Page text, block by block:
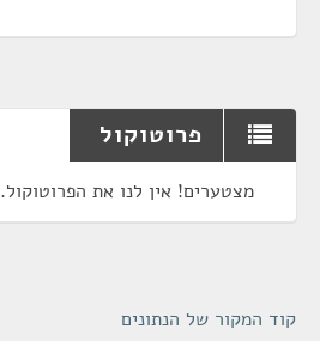
פרוטוקול
מצטערים! אין לנו את הפרוטוקול.
קוד המקור של הנתונים